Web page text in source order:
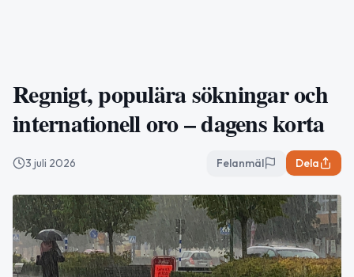
Regnigt, populära sökningar och
internationell oro – dagens korta
3 juli 2026 Felanmäl Dela